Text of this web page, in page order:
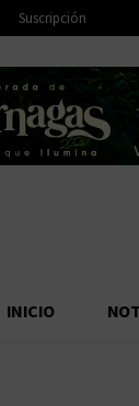
Suscripción
INICIO